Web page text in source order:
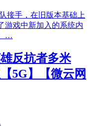
接手，在旧版本基础上
游戏中新加入的系统内
…
反抗者多米
5G】【微云网